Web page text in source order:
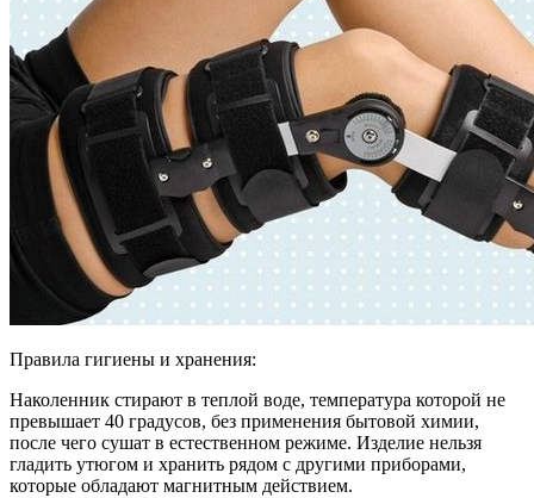
Правила гигиены и хранения:
Наколенник стирают в теплой воде, температура которой не
превышает 40 градусов, без применения бытовой химии,
после чего сушат в естественном режиме. Изделие нельзя
гладить утюгом и хранить рядом с другими приборами,
которые обладают магнитным действием.